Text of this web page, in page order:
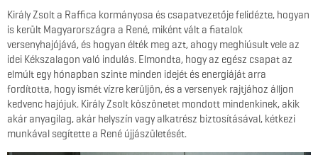
Király Zsolt a Raffica kormányosa és csapatvezetője felidézte, hogyan
is került Magyarországra a René, miként vált a fiatalok
versenyhajójává, és hogyan élték meg azt, ahogy meghiúsult vele az
idei Kékszalagon való indulás. Elmondta, hogy az egész csapat az
elmúlt egy hónapban szinte minden idejét és energiáját arra
fordította, hogy ismét vízre kerüljön, és a versenyek rajtjához álljon
kedvenc hajójuk. Király Zsolt köszönetet mondott mindenkinek, akik
akár anyagilag, akár helyszín vagy alkatrész biztosításával, kétkezi
munkával segítette a René újjászületését.